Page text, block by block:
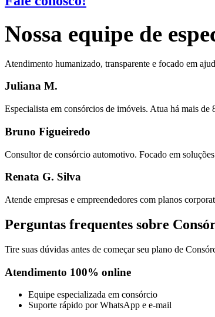
Nossa equipe de
Atendimento humanizado, transparente e focado em
Juliana M.
Especialista em consórcios de imóveis. Atua há mais de
Bruno Figueiredo
Consultor de consórcio automotivo. Focado em
Renata G. Silva
Atende empresas e empreendedores com planos
Perguntas frequentes sobre
Tire suas dúvidas antes de começar seu plano ​de
Atendimento 100% online
Equipe especializada em consórcio
Suporte rápido por WhatsApp e e-mail